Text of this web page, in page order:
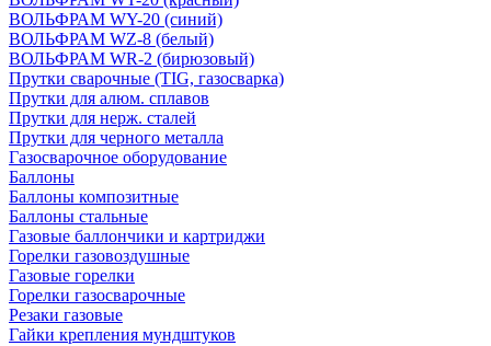
ВОЛЬФРАМ WY-20 (синий)
ВОЛЬФРАМ WZ-8 (белый)
ВОЛЬФРАМ WR-2 (бирюзовый)
Прутки сварочные (TIG, газосварка)
Прутки для алюм. сплавов
Прутки для нерж. сталей
Прутки для черного металла
Газосварочное оборудование
Баллоны
Баллоны композитные
Баллоны стальные
Газовые баллончики и картриджи
Горелки газовоздушные
Газовые горелки
Горелки газосварочные
Резаки газовые
Гайки крепления мундштуков